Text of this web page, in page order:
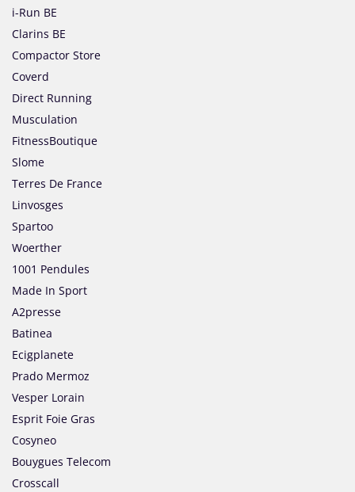
i-Run BE
Clarins BE
Compactor Store
Coverd
Direct Running
Musculation
FitnessBoutique
Slome
Terres De France
Linvosges
Spartoo
Woerther
1001 Pendules
Made In Sport
A2presse
Batinea
Ecigplanete
Prado Mermoz
Vesper Lorain
Esprit Foie Gras
Cosyneo
Bouygues Telecom
Crosscall